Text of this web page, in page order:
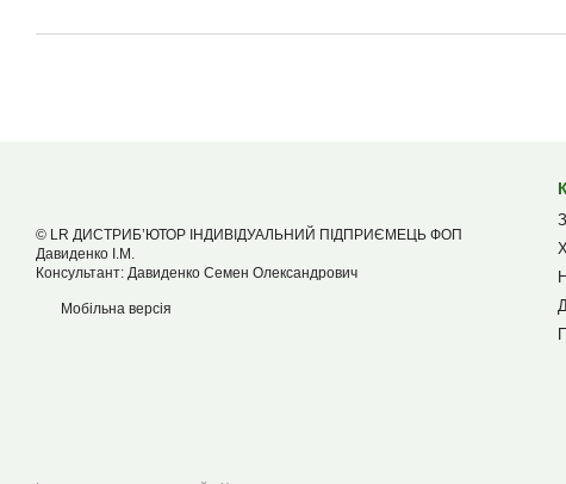
© LR ДИСТРИБ’ЮТОР ІНДИВІДУАЛЬНИЙ ПІДПРИЄМЕЦЬ ФОП
Давиденко І.М.
Консультант: Давиденко Семен Олександрович
Мобільна версія